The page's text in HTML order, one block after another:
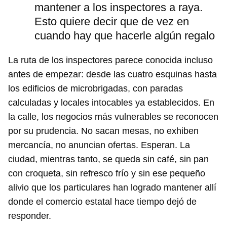
mantener a los inspectores a raya.
Esto quiere decir que de vez en
cuando hay que hacerle algún regalo
La ruta de los inspectores parece conocida incluso
antes de empezar: desde las cuatro esquinas hasta
los edificios de microbrigadas, con paradas
calculadas y locales intocables ya establecidos. En
la calle, los negocios más vulnerables se reconocen
por su prudencia. No sacan mesas, no exhiben
mercancía, no anuncian ofertas. Esperan. La
ciudad, mientras tanto, se queda sin café, sin pan
con croqueta, sin refresco frío y sin ese pequeño
alivio que los particulares han logrado mantener allí
donde el comercio estatal hace tiempo dejó de
responder.